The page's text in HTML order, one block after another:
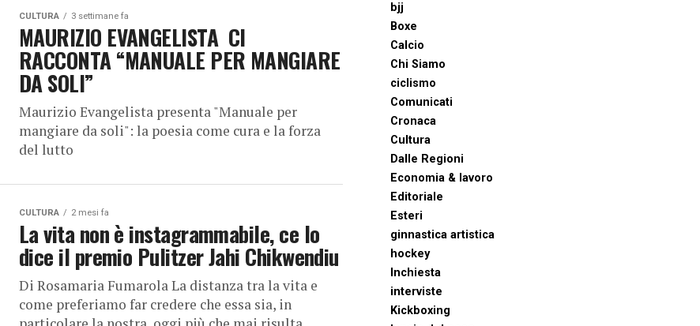
CULTURA 3 settimane fa
MAURIZIO EVANGELISTA CI
RACCONTA “MANUALE PER MANGIARE
DA SOLI”
Maurizio Evangelista presenta "Manuale per
mangiare da soli": la poesia come cura e la forza
del lutto
CULTURA 2 mesi fa
La vita non è instagrammabile, ce lo
dice il premio Pulitzer Jahi Chikwendiu
Di Rosamaria Fumarola La distanza tra la vita e
come preferiamo far credere che essa sia, in
bjj
Boxe
Calcio
Chi Siamo
ciclismo
Comunicati
Cronaca
Cultura
Dalle Regioni
Economia & lavoro
Editoriale
Esteri
ginnastica artistica
hockey
Inchiesta
interviste
Kickboxing